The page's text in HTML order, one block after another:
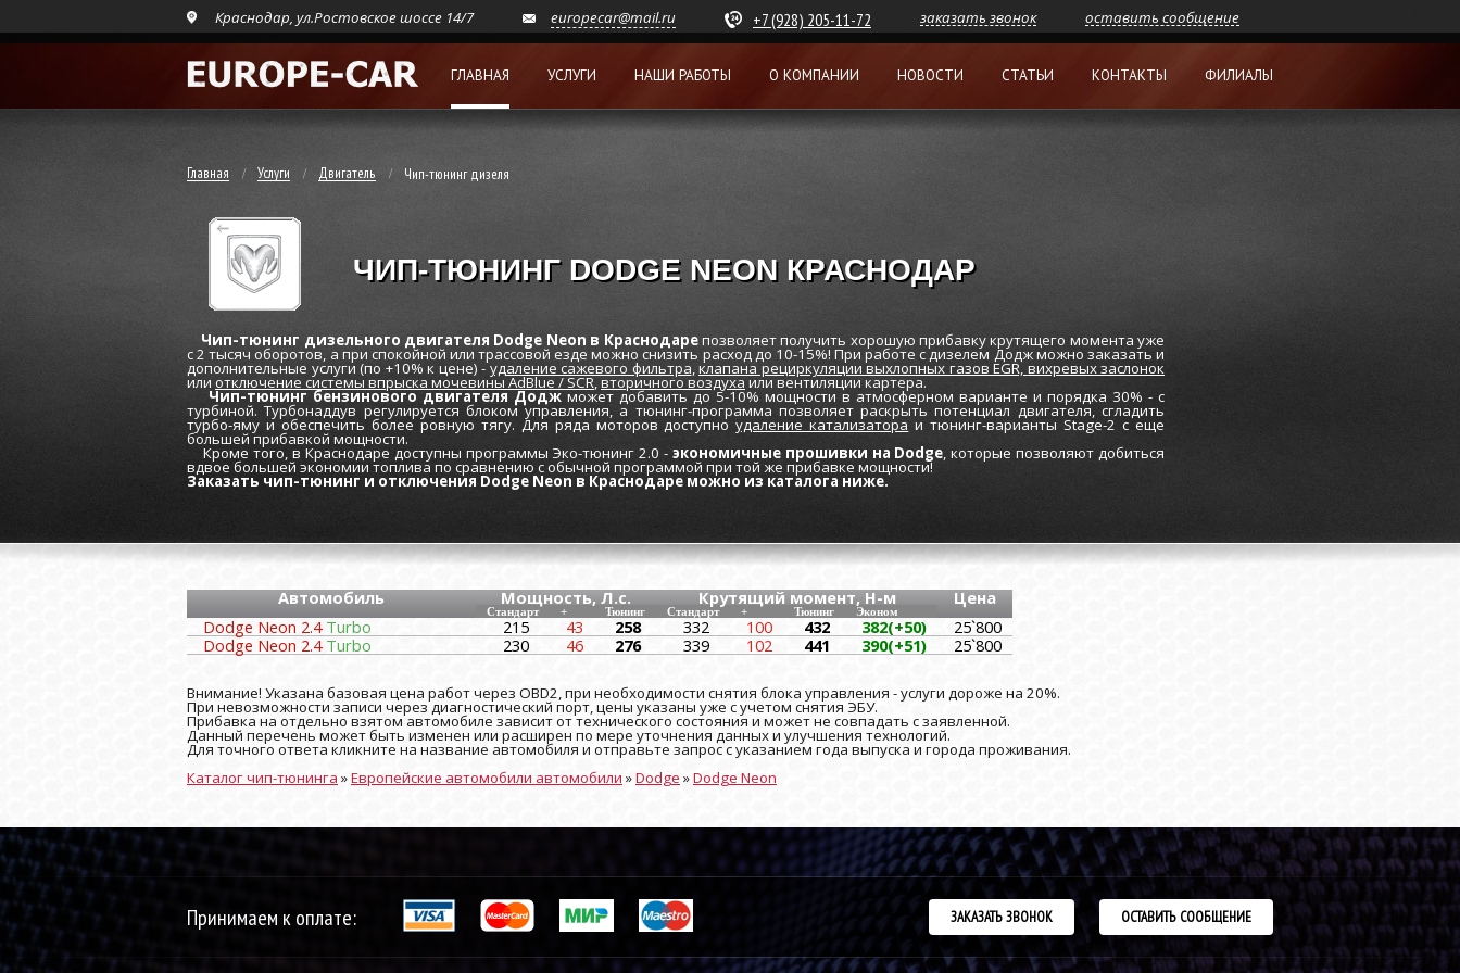
Краснодар, ул.Ростовское шоссе 14/7 europecar@mail.ru +7 (928) 205-11-72 заказать звонок оставить сообщение
ГЛАВНАЯ УСЛУГИ НАШИ РАБОТЫ О КОМПАНИИ НОВОСТИ СТАТЬИ КОНТАКТЫ ФИЛИАЛЫ
Главная Услуги Двигатель Чип-тюнинг дизеля
ЧИП-ТЮНИНГ DODGE NEON КРАСНОДАР
Чип-тюнинг дизельного двигателя Dodge Neon в Краснодарепозволяет получить хорошую прибавку крутящего момента уже
c 2 тысяч оборотов, а при спокойной или трассовой езде можно снизить расход до 10-15%! При работе с дизелем Додж можно заказать и
дополнительные услуги (по +10% к цене) -удаление сажевого фильтра,клапана рециркуляции выхлопных газов EGR, вихревых заслонок
или отключение системы впрыска мочевины AdBlue / SCR,вторичного воздухаили вентиляции картера.
Чип-тюнинг бензинового двигателя Доджможет добавить до 5-10% мощности в атмосферном варианте и порядка 30% - с
турбиной. Турбонаддув регулируется блоком управления, а тюнинг-программа позволяет раскрыть потенциал двигателя, сгладить
турбо-яму и обеспечить более ровную тягу. Для ряда моторов доступноудаление катализатора и тюнинг-варианты Stage-2 с еще
большей прибавкой мощности.
Кроме того, в Краснодаре доступны программы Эко-тюнинг 2.0 - экономичные прошивки на Dodge, которые позволяют добиться
вдвое большей экономии топлива по сравнению с обычной программой при той же прибавке мощности!
Заказать чип-тюнинг и отключения Dodge Neon в Краснодаре можно из каталога ниже.
Автомобиль Мощность, Л.с. Крутящий момент, Н-м Цена
Стандарт + Тюнинг Стандарт + Тюнинг Эконом
Dodge Neon 2.4 Turbo 215 43 258 332 100 432 382(+50)
25`800
Dodge Neon 2.4 Turbo 230 46 276 339 102 441 390(+51) 25`800
Внимание! Указана базовая цена работ через OBD2, при необходимости снятия блока управления - услуги дороже на 20%.
При невозможности записи через диагностический порт, цены указаны уже с учетом снятия ЭБУ.
Прибавка на отдельно взятом автомобиле зависит от технического состояния и может не совпадать с заявленной.
Данный перечень может быть изменен или расширен по мере уточнения данных и улучшения технологий.
Для точного ответа кликните на название автомобиля и отправьте запрос с указанием года выпуска и города проживания.
Каталог чип-тюнинга »Европейские автомобили автомобили »Dodge »Dodge Neon
Принимаем к оплате: ЗАКАЗАТЬ ЗВОНОК ОСТАВИТЬ СООБЩЕНИЕ